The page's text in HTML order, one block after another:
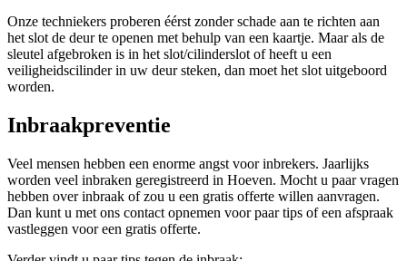
Onze techniekers proberen éérst zonder schade aan te richten aan
het slot de deur te openen met behulp van een kaartje. Maar als de
sleutel afgebroken is in het slot/cilinderslot of heeft u een
veiligheidscilinder in uw deur steken, dan moet het slot uitgeboord
worden.
Inbraakpreventie
Veel mensen hebben een enorme angst voor inbrekers. Jaarlijks
worden veel inbraken geregistreerd in Hoeven. Mocht u paar vragen
hebben over inbraak of zou u een gratis offerte willen aanvragen.
Dan kunt u met ons contact opnemen voor paar tips of een afspraak
vastleggen voor een gratis offerte.